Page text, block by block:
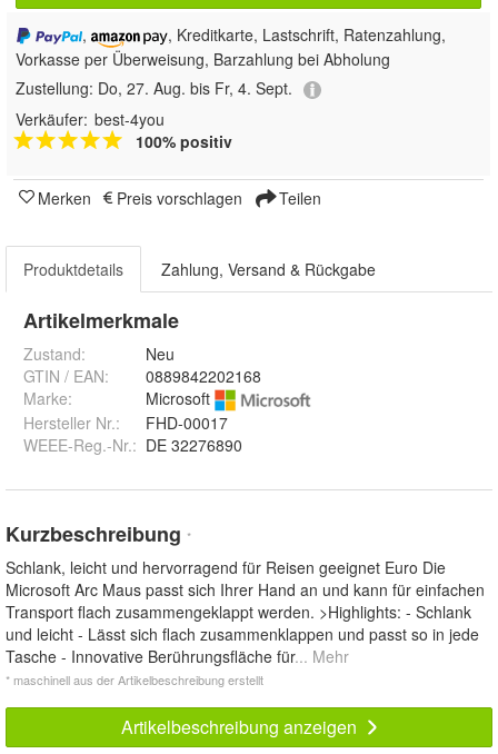
,
, Kreditkarte, Lastschrift, Ratenzahlung,
Vorkasse per Überweisung, Barzahlung bei Abholung
Zustellung: Do, 27. Aug. bis Fr, 4. Sept.
Verkäufer: best-4you
100% positiv
Merken Preis vorschlagen Teilen
Produktdetails Zahlung, Versand & Rückgabe
Artikelmerkmale
Zustand:
Neu
GTIN / EAN:
0889842202168
Marke:
Microsoft
Hersteller Nr.:
FHD-00017
WEEE-Reg.-Nr.: DE 32276890
Kurzbeschreibung *
Schlank, leicht und hervorragend für Reisen geeignet Euro Die
Microsoft Arc Maus passt sich Ihrer Hand an und kann für einfachen
Transport flach zusammengeklappt werden. >Highlights: - Schlank
und leicht - Lässt sich flach zusammenklappen und passt so in jede
Tasche - Innovative Berührungsfläche für... Mehr
* maschinell aus der Artikelbeschreibung erstellt
Artikelbeschreibung anzeigen